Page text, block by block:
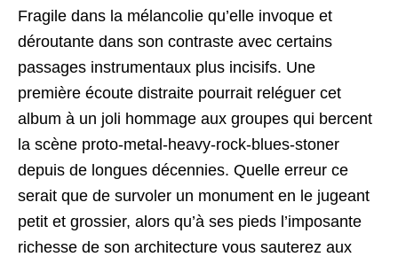
Fragile dans la mélancolie qu’elle invoque et
déroutante dans son contraste avec certains
passages instrumentaux plus incisifs. Une
première écoute distraite pourrait reléguer cet
album à un joli hommage aux groupes qui bercent
la scène proto-metal-heavy-rock-blues-stoner
depuis de longues décennies. Quelle erreur ce
serait que de survoler un monument en le jugeant
petit et grossier, alors qu’à ses pieds l’imposante
richesse de son architecture vous sauterez aux